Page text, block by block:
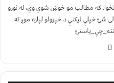
که مطالب مو خوښ شوي وي، له نورو
خپلې لیکنې د خپرولو لپاره موږ ته